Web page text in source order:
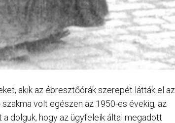
akik az ébresztőórák szerepét látták el az
volt egészen az 1950-es évekig, az
dolguk, hogy az ügyfeleik által megadott